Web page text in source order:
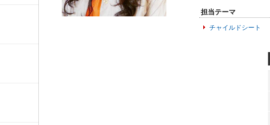
担当テーマ
チャイルドシート